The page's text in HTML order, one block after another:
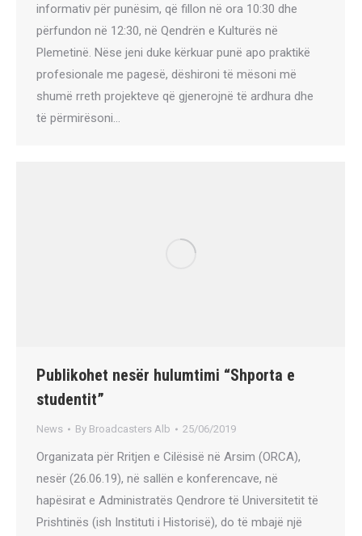
informativ për punësim, që fillon në ora 10:30 dhe
përfundon në 12:30, në Qendrën e Kulturës në
Plemetinë. Nëse jeni duke kërkuar punë apo praktikë
profesionale me pagesë, dëshironi të mësoni më
shumë rreth projekteve që gjenerojnë të ardhura dhe
të përmirësoni…
Publikohet nesër hulumtimi “Shporta e
studentit”
News By Broadcasters Alb 25/06/2019
Organizata për Rritjen e Cilësisë në Arsim (ORCA),
nesër (26.06.19), në sallën e konferencave, në
hapësirat e Administratës Qendrore të Universitetit të
Prishtinës (ish Instituti i Historisë), do të mbajë një